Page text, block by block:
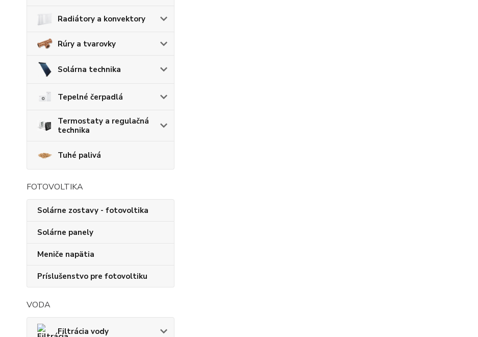
Radiátory a konvektory
Rúry a tvarovky
Solárna technika
Tepelné čerpadlá
Termostaty a regulačná
technika
Tuhé palivá
FOTOVOLTIKA
Solárne zostavy - fotovoltika
Solárne panely
Meniče napätia
Príslušenstvo pre fotovoltiku
VODA
Filtrácia vody